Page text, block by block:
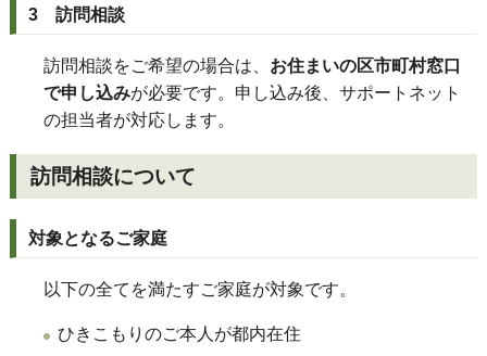
3 訪問相談
訪問相談をご希望の場合は、 お住まいの区市町村窓口
で申し込みが必要です。申し込み後、サポートネット
の担当者が対応します。
訪問相談について
対象となるご家庭
以下の全てを満たすご家庭が対象です。
ひきこもりのご本人が都内在住